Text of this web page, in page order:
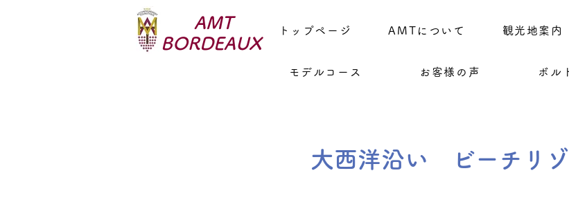
AMT
BORDEAUX
トップページ AMTについて 観光地案内
モデルコース お客様の声 ボル
大西洋沿い ビーチリゾ